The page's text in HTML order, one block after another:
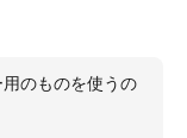
のものを使うの